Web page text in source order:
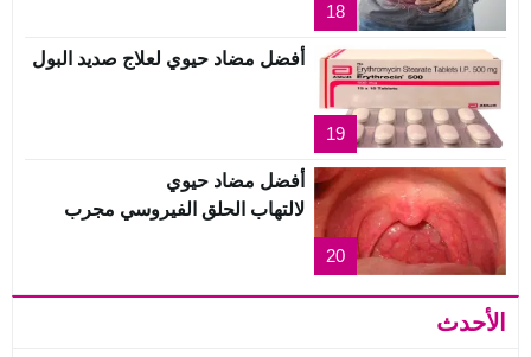
18
19
أفضل مضاد حيوي لعلاج صديد البول
20
أفضل مضاد حيوي
لالتهاب الحلق الفيروسي مجرب
الأحدث